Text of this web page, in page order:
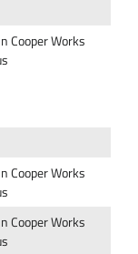
Cooper Works
Cooper Works
Cooper Works